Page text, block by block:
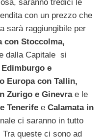
saranno tredici le
con un prezzo che
sarà raggiungibile per
con Stoccolma,
dalla Capitale si
e
Europa con Tallin,
Zurigo e Ginevrae le
Tenerife e Calamata in
ci saranno in tutto
queste ci sono ad